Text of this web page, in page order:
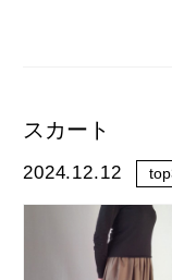
スカート
2024.12.12